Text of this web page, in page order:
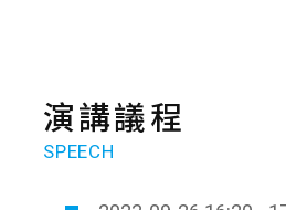
演講議程
SPEECH